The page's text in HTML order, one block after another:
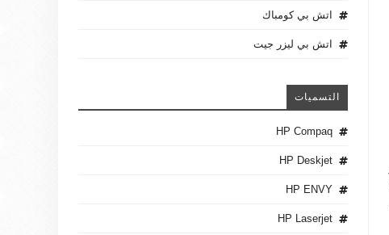
اتش بي كومباك
اتش بي ليزر جيت
التسميات
HP Compaq
HP Deskjet
HP ENVY
HP Laserjet